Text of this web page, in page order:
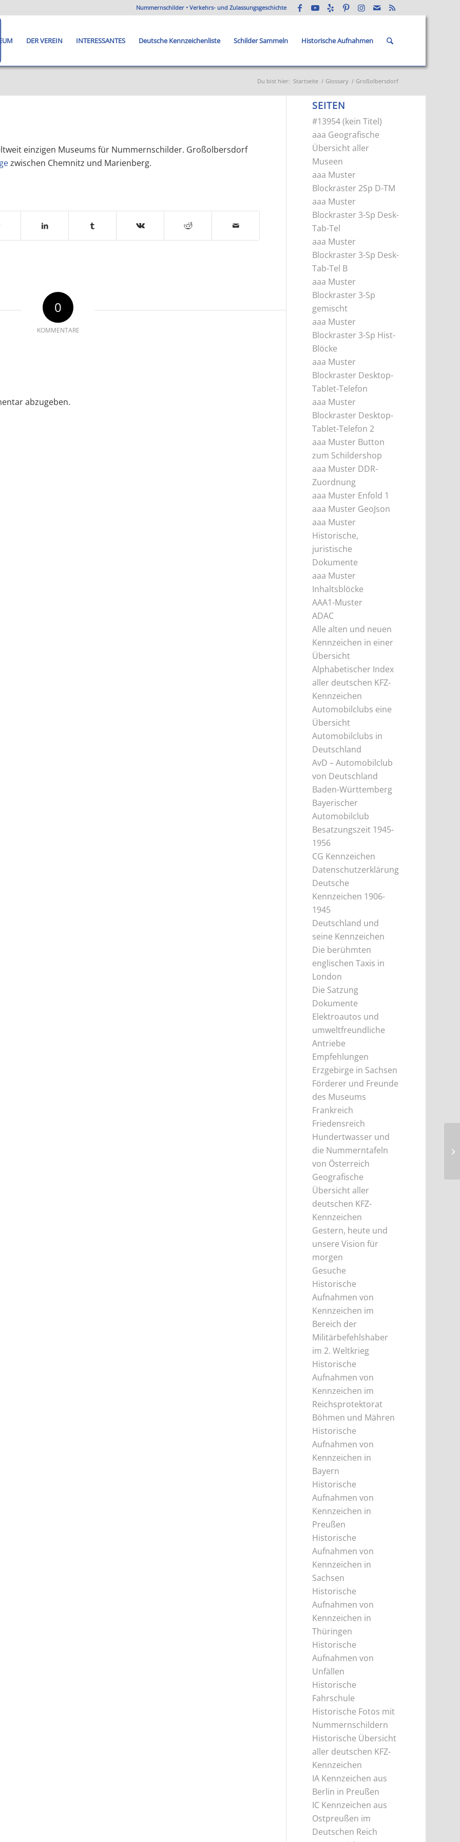
Nummernschilder • Verkehrs- und Zulassungsgeschichte
DER VEREIN INTERESSANTES Deutsche Kennzeichenliste Schilder Sammeln Historische Aufnahmen
Du bist hier: Startseite / Glossary / Großolbersdorf
einzigen Museums für Nummernschilder. Großolbersdorf
zwischen Chemnitz und Marienberg.
0
KOMMENTARE
abzugeben.
SEITEN
#13954 (kein Titel)
aaa Geografische
Übersicht aller
Museen
aaa Muster
Blockraster 2Sp D-TM
aaa Muster
Blockraster 3-Sp Desk-
Tab-Tel
aaa Muster
Blockraster 3-Sp Desk-
Tab-Tel B
aaa Muster
Blockraster 3-Sp
gemischt
aaa Muster
Blockraster 3-Sp Hist-
Blöcke
aaa Muster
Blockraster Desktop-
Tablet-Telefon
aaa Muster
Blockraster Desktop-
Tablet-Telefon 2
aaa Muster Button
zum Schildershop
aaa Muster DDR-
Zuordnung
aaa Muster Enfold 1
aaa Muster GeoJson
aaa Muster
Historische,
juristische
Dokumente
aaa Muster
Inhaltsblöcke
AAA1-Muster
ADAC
Alle alten und neuen
Kennzeichen in einer
Übersicht
Alphabetischer Index
aller deutschen KFZ-
Kennzeichen
Automobilclubs eine
Übersicht
Automobilclubs in
Deutschland
AvD – Automobilclub
von Deutschland
Baden-Württemberg
Bayerischer
Automobilclub
Besatzungszeit 1945-
1956
CG Kennzeichen
Datenschutzerklärung
Deutsche
Kennzeichen 1906-
1945
Deutschland und
seine Kennzeichen
Die berühmten
englischen Taxis in
London
Die Satzung
Dokumente
Elektroautos und
umweltfreundliche
Antriebe
Empfehlungen
Erzgebirge in Sachsen
Förderer und Freunde
des Museums
Frankreich
Friedensreich
Hundertwasser und
die Nummerntafeln
von Österreich
Geografische
Übersicht aller
deutschen KFZ-
Kennzeichen
Gestern, heute und
unsere Vision für
morgen
Gesuche
Historische
Aufnahmen von
Kennzeichen im
Bereich der
Militärbefehlshaber
im 2. Weltkrieg
Historische
Aufnahmen von
Kennzeichen im
Reichsprotektorat
Böhmen und Mähren
Historische
Aufnahmen von
Kennzeichen in
Bayern
Historische
Aufnahmen von
Kennzeichen in
Preußen
Historische
Aufnahmen von
Kennzeichen in
Sachsen
Historische
Aufnahmen von
Kennzeichen in
Thüringen
Historische
Aufnahmen von
Unfällen
Historische
Fahrschule
Historische Fotos mit
Nummernschildern
Historische Übersicht
aller deutschen KFZ-
Kennzeichen
IA Kennzeichen aus
Berlin in Preußen
IC Kennzeichen aus
Ostpreußen im
Deutschen Reich